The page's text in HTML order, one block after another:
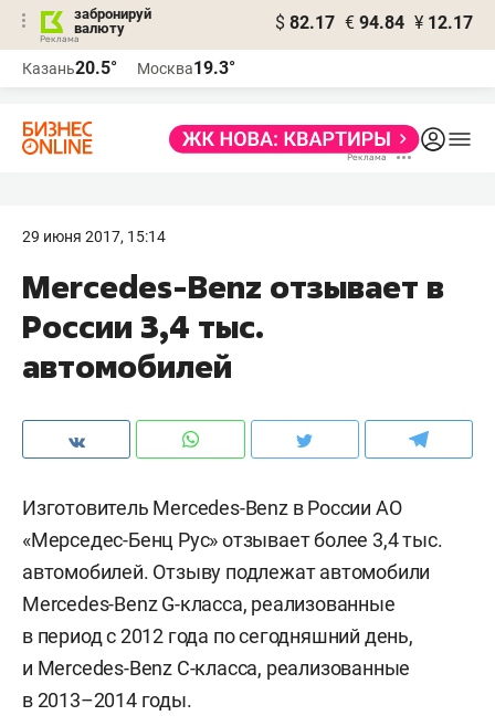
забронируй
валюту
$ 82.17 € 94.84 ¥ 12.17
Казань20.5° Москва19.3°
29 июня 2017, 15:14
Mercedes-Benz отзывает в
России 3,4 тыс.
автомобилей
Изготовитель Mercedes-Benz в России АО
«Мерседес-Бенц Рус» отзывает более 3,4 тыс.
автомобилей. Отзыву подлежат автомобили
Mercedes-Benz G-класса, реализованные
в период с 2012 года по сегодняшний день,
и Mercedes-Benz С-класса, реализованные
в 2013–2014 годы.